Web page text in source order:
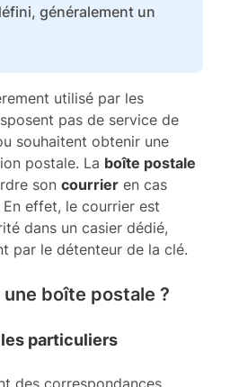
généralement un
utilisé par les
pas de service de
souhaitent obtenir une
postale. La boîte postale
son courrier en cas
En effet, le courrier est
dans un casier dédié,
par le détenteur de la clé.
boîte postale ?
particuliers
des correspondances